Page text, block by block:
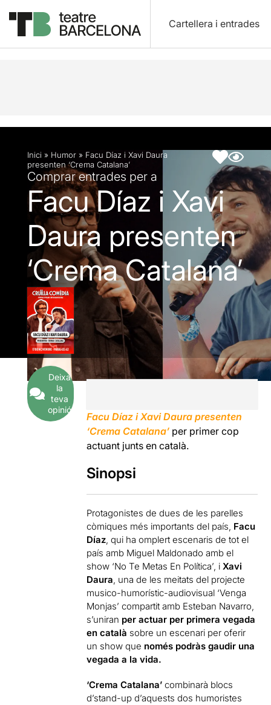
Cartellera i entrades
Descripció Fitxa artística
Inici » Humor » Facu Díaz i Xavi Daura
presenten ‘Crema Catalana’
Comprar entrades per a
Facu Díaz i Xavi
Daura presenten
‘Crema Catalana’
Deixa
la
teva
opinió
Facu Díaz i Xavi Daura presenten
‘Crema Catalana’ per primer cop
actuant junts en català.
Sinopsi
Protagonistes de dues de les parelles
còmiques més importants del país, Facu
Díaz, qui ha omplert escenaris de tot el
país amb Miguel Maldonado amb el
show ‘No Te Metas En Política’, iXavi
Daura, una de les meitats del projecte
musico-humorístic-audiovisual ‘Venga
Monjas’ compartit amb Esteban Navarro,
s’uniran per actuar per primera vegada
en català sobre un escenari per oferir
un show que només podràs gaudir una
vegada a la vida.
‘Crema Catalana’ combinarà blocs
d’stand-up d’aquests dos humoristes